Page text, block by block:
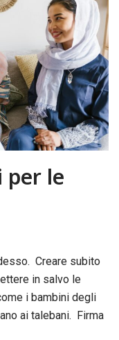
per le
Creare subito
in salvo le
i bambini degli
ai talebani. Firma